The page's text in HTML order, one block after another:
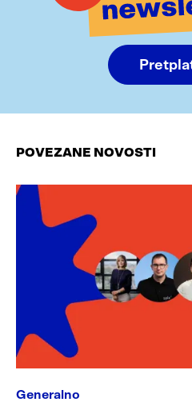
POVEZANE NOVOSTI
Generalno